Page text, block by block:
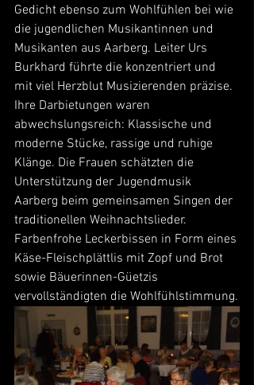
Gedicht ebenso zum Wohlfühlen bei wie
die jugendlichen Musikantinnen und
Musikanten aus Aarberg. Leiter Urs
Burkhard führte die konzentriert und
mit viel Herzblut Musizierenden präzise.
Ihre Darbietungen waren
abwechslungsreich: Klassische und
moderne Stücke, rassige und ruhige
Klänge. Die Frauen schätzten die
Unterstützung der Jugendmusik
Aarberg beim gemeinsamen Singen der
traditionellen Weihnachtslieder.
Farbenfrohe Leckerbissen in Form eines
Käse-Fleischplättlis mit Zopf und Brot
sowie Bäuerinnen-Güetzis
vervollständigten die Wohlfühlstimmung.